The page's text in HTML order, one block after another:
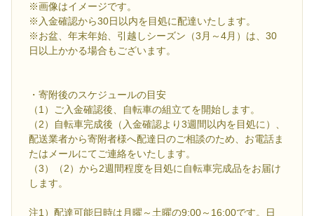
※画像はイメージです。
※入金確認から30日以内を目処に配達いたします。
※お盆、年末年始、引越しシーズン（3月～4月）は、30
日以上かかる場合もございます。
・寄附後のスケジュールの目安
（1）ご入金確認後、自転車の組立てを開始します。
（2）自転車完成後（入金確認より3週間以内を目処に）、
配送業者から寄附者様へ配達日のご相談のため、お電話ま
たはメールにてご連絡をいたします。
（3）（2）から2週間程度を目処に自転車完成品をお届け
します。
注1）配達可能日時は月曜～土曜の9:00～16:00です。日